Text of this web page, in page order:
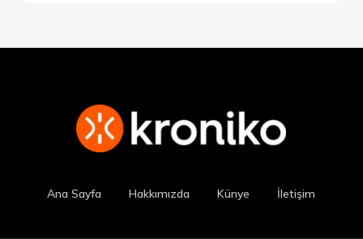
Ana Sayfa Hakkımızda Künye İletişim